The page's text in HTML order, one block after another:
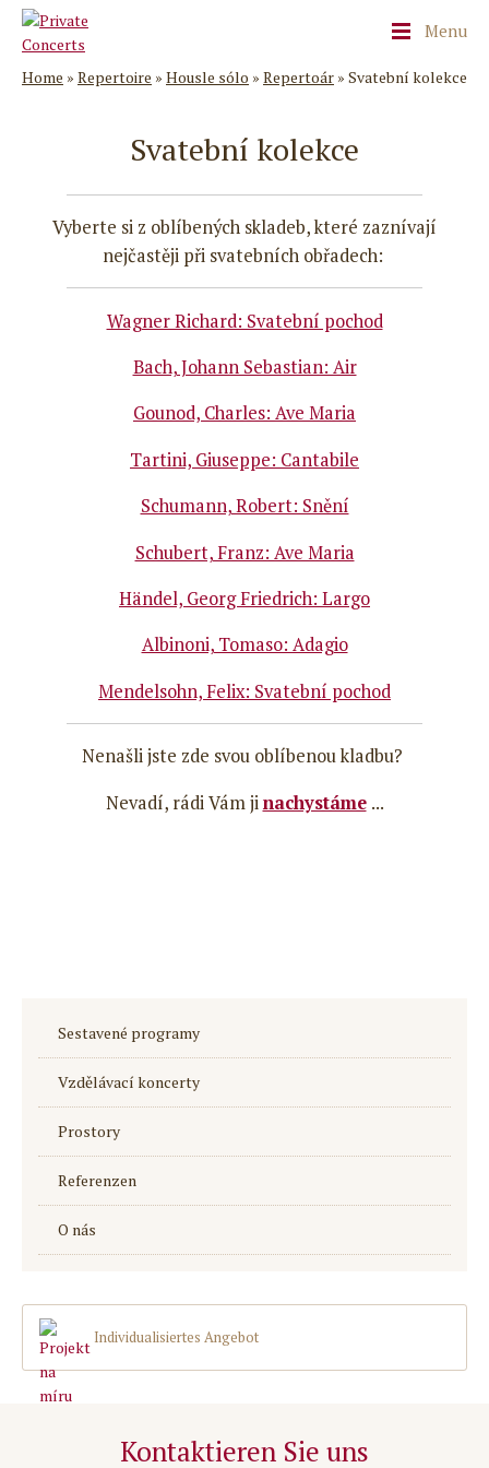
Menu
Home » Repertoire » Housle sólo » Repertoár » Svatební kolekce
Svatební kolekce
Vyberte si z oblíbených skladeb, které zaznívají
nejčastěji při svatebních obřadech:
Wagner Richard: Svatební pochod
Bach, Johann Sebastian: Air
Gounod, Charles: Ave Maria
Tartini, Giuseppe: Cantabile
Schumann, Robert: Snění
Schubert, Franz: Ave Maria
Händel, Georg Friedrich: Largo
Albinoni, Tomaso: Adagio
Mendelsohn, Felix: Svatební pochod
Nenašli jste zde svou oblíbenou kladbu?
Nevadí, rádi Vám jinachystáme ...
Sestavené programy
Vzdělávací koncerty
Prostory
Referenzen
O nás
Individualisiertes Angebot
Kontaktieren Sie uns